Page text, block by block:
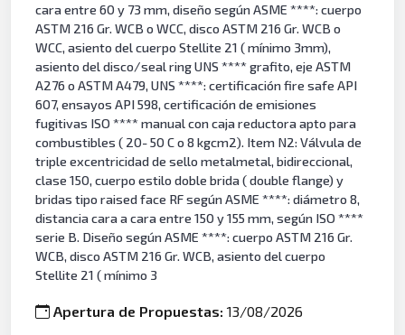
cara entre 60 y 73 mm, diseño según ASME ****: cuerpo
ASTM 216 Gr. WCB o WCC, disco ASTM 216 Gr. WCB o
WCC, asiento del cuerpo Stellite 21 ( mínimo 3mm),
asiento del disco/seal ring UNS **** grafito, eje ASTM
A276 o ASTM A479, UNS ****: certificación fire safe API
607, ensayos API 598, certificación de emisiones
fugitivas ISO **** manual con caja reductora apto para
combustibles ( 20- 50 C o 8 kgcm2). Item N2: Válvula de
triple excentricidad de sello metalmetal, bidireccional,
clase 150, cuerpo estilo doble brida ( double flange) y
bridas tipo raised face RF según ASME ****: diámetro 8,
distancia cara a cara entre 150 y 155 mm, según ISO ****
serie B. Diseño según ASME ****: cuerpo ASTM 216 Gr.
WCB, disco ASTM 216 Gr. WCB, asiento del cuerpo
Stellite 21 ( mínimo 3
Apertura de Propuestas:13/08/2026